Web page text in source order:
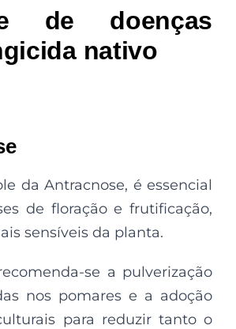
de doenças
nativo
da Antracnose, é essencial
de floração e frutificação,
sensíveis da planta.
se a pulverização
nos pomares e a adoção
para reduzir tanto o